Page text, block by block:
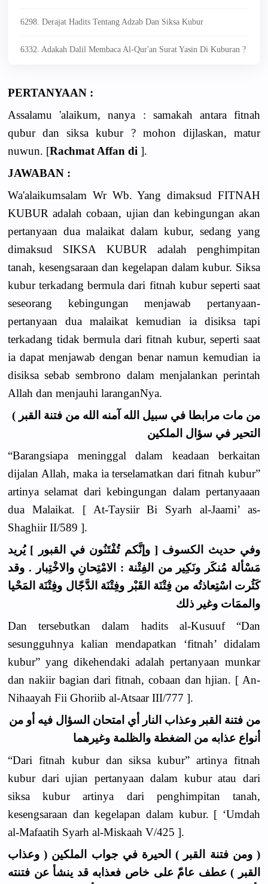
6298. Derajat Hadits Tentang Adzab Dan Siksa Kubur
6332. Adakah Dalil Membaca Al-Qur'an Surat Yasin Di Kuburan ?
PERTANYAAN :
Assalamu 'alaikum, nanya : samakah antara fitnah
qubur dan siksa kubur ? mohon dijlaskan, matur
nuwun. [Rachmat Affan di ].
JAWABAN :
Wa'alaikumsalam Wr Wb. Yang dimaksud FITNAH
KUBUR adalah cobaan, ujian dan kebingungan akan
pertanyaan dua malaikat dalam kubur, sedang yang
dimaksud SIKSA KUBUR adalah penghimpitan
tanah, kesengsaraan dan kegelapan dalam kubur. Siksa
kubur terkadang bermula dari fitnah kubur seperti saat
seseorang kebingungan menjawab pertanyaan-
pertanyaan dua malaikat kemudian ia disiksa tapi
terkadang tidak bermula dari fitnah kubur, seperti saat
ia dapat menjawab dengan benar namun kemudian ia
disiksa sebab sembrono dalam menjalankan perintah
Allah dan menjauhi laranganNya.
من مات مرابطا في سبيل الله آمنه الله من فتنة القبر )
التحير في سؤال الملكين
“Barangsiapa meninggal dalam keadaan berkaitan
dijalan Allah, maka ia terselamatkan dari fitnah kubur”
artinya selamat dari kebingungan dalam pertanyaaan
dua Malaikat. [ At-Taysiir Bi Syarh al-Jaami’ as-
Shaghiir II/589 ].
وفي حديث الكسوف [ وإنَّكم تُفْتَنُون في القبور ] يُريد
مَسْألة مُنكَر ونَكِير من الفِتْنة : الامْتِحانِ والاخْتِبار . وقد
كَثُرت اسْتِعاذتُه من فِتْنَة القَبْر وفِتْنَة الدَّجّال وفِتْنَة المَحْيا
والممَات وغير ذلك
Dan tersebutkan dalam hadits al-Kusuuf “Dan
sesungguhnya kalian mendapatkan ‘fitnah’ didalam
kubur” yang dikehendaki adalah pertanyaan munkar
dan nakiir bagian dari fitnah, cobaan dan hjian. [ An-
Nihaayah Fii Ghoriib al-Atsaar III/777 ].
من فتنة القبر وعذاب النار أي امتحان السؤال فيه أو من
أنواع عذابه من الضغطة والظلمة وغيرهما
“Dari fitnah kubur dan siksa kubur” artinya fitnah
kubur dari ujian pertanyaan dalam kubur atau dari
siksa kubur artinya dari penghimpitan tanah,
kesengsaraan dan kegelapan dalam kubur. [ ‘Umdah
al-Mafaatih Syarh al-Miskaah V/425 ].
( ومن فتنة القبر ) الحيرة في جواب الملكين ( وعذاب
القبر ) عطف عامّ على خاص فعذابه قد ينشأ عن فتنته